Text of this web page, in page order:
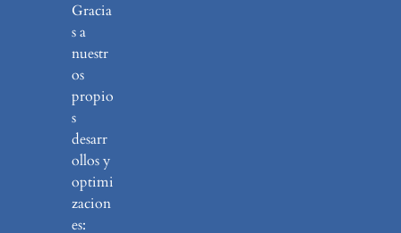
Gracia
s a
nuestr
os
propio
s
desarr
ollos y
optimi
zacion
es: